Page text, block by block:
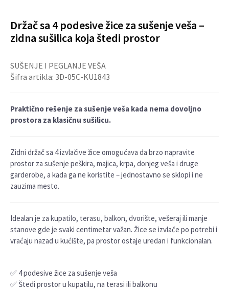
Držač sa 4 podesive žice za sušenje veša –
zidna sušilica koja štedi prostor
SUŠENJE I PEGLANJE VEŠA
Šifra artikla: 3D-05C-KU1843
Praktično rešenje za sušenje veša kada nema dovoljno
prostora za klasičnu sušilicu.
Zidni držač sa 4 izvlačive žice omogućava da brzo napravite
prostor za sušenje peškira, majica, krpa, donjeg veša i druge
garderobe, a kada ga ne koristite – jednostavno se sklopi i ne
zauzima mesto.
Idealan je za kupatilo, terasu, balkon, dvorište, vešeraj ili manje
stanove gde je svaki centimetar važan. Žice se izvlače po potrebi i
vraćaju nazad u kućište, pa prostor ostaje uredan i funkcionalan.
✅ 4 podesive žice za sušenje veša
✅ Štedi prostor u kupatilu, na terasi ili balkonu